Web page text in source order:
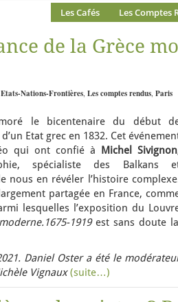
Les Cafés Les Comptes
de la Grèce
Etats-Nations-Frontières, Les comptes rendus, Paris
le bicentenaire du début
Etat grec en 1832. Cet
qui ont confié à Michel Sivignon
spécialiste des Balkans
nous en révéler l’histoire
partagée en France,
lesquelles l’exposition du
1919est sans doute la
Daniel Oster a été le
Vignaux (suite…)